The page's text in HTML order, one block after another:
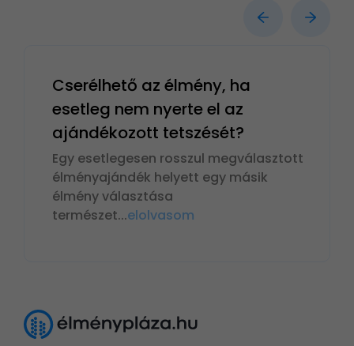
Cserélhető az élmény, ha
esetleg nem nyerte el az
ajándékozott tetszését?
Egy esetlegesen rosszul megválasztott
élményajándék helyett egy másik
élmény választása
természet...elolvasom